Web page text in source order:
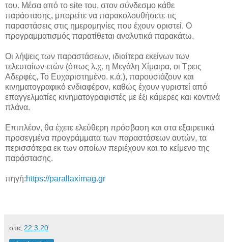
του. Μέσα από το site του, στον σύνδεσμο κάθε
παράστασης, μπορείτε να παρακολουθήσετε τις
παραστάσεις στις ημερομηνίες που έχουν οριστεί. Ο
προγραμματισμός παρατίθεται αναλυτικά παρακάτω.
Oι λήψεις των παραστάσεων, ιδιαίτερα εκείνων των
τελευταίων ετών (όπως λ.χ. η Μεγάλη Χίμαιρα, οι Τρεις
Αδερφές, Το Ευχαριστημένο. κ.ά.), παρουσιάζουν και
κινηματογραφικό ενδιαφέρον, καθώς έχουν γυριστεί από
επαγγελματίες κινηματογραφιστές με έξι κάμερες και κοντινά
πλάνα.
Επιπλέον, θα έχετε ελεύθερη πρόσβαση και στα εξαιρετικά
προσεγμένα προγράμματα των παραστάσεων αυτών, τα
περισσότερα εκ των οποίων περιέχουν και το κείμενο της
παράστασης.
πηγή:https://parallaximag.gr
στις 22.3.20